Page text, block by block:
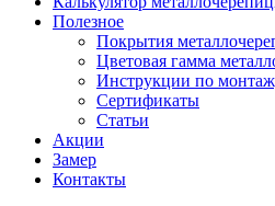
Полезное
Покрытия
Цветовая гамма
Инструкции по
Сертификаты
Статьи
Акции
Замер
Контакты